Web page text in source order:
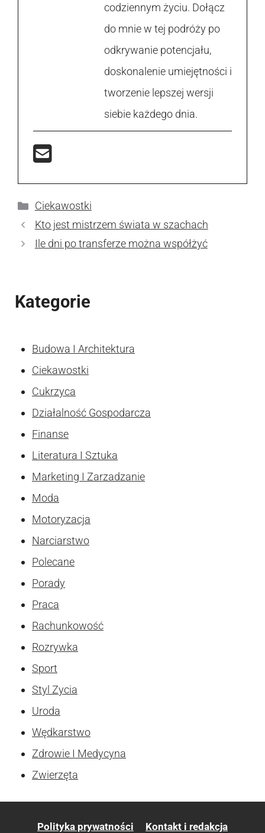
codziennym życiu. Dołącz
do mnie w tej podróży po
odkrywanie potencjału,
doskonalenie umiejętności i
tworzenie lepszej wersji
siebie każdego dnia.
Kategorie
Ciekawostki
Kto jest mistrzem świata w szachach
Ile dni po transferze można współżyć
Kategorie
Budowa I Architektura
Ciekawostki
Cukrzyca
Działalność Gospodarcza
Finanse
Literatura I Sztuka
Marketing I Zarzadzanie
Moda
Motoryzacja
Narciarstwo
Polecane
Porady
Praca
Rachunkowość
Rozrywka
Sport
Styl Zycia
Uroda
Wędkarstwo
Zdrowie I Medycyna
Zwierzęta
Polityka prywatności Kontakt i redakcja